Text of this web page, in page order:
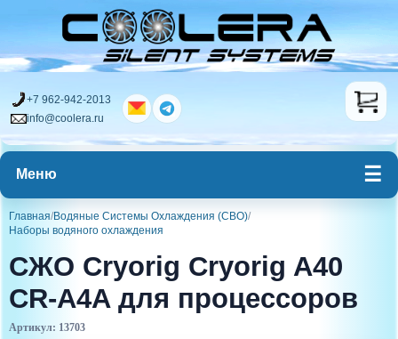
+7 962-942-2013
info@coolera.ru
Меню
Главная/Водяные Системы Охлаждения (СВО)/
Наборы водяного охлаждения
СЖО Cryorig Cryorig A40
CR-A4A для процессоров
Артикул: 13703